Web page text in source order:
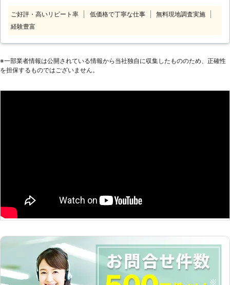
ら、株式会社ヒューマンライフサポー
す。作業内容は幅広く、掃除、買い物
ますので、お気軽にお問い合わせくだ
は、地域の幅広い年代の方をサポート
ビスを行っています。年齢を問わず、
ご相談だください。もちろん、ファミ
リー世帯の方からのご依頼も大歓迎で
す。
ご好評・高いリピート率 低価格で丁寧な仕事
無料現地調査実施
経験豊富
※⼀部業者情報は公開されている情報から当社独⾃に収集したもののため、正確性
を担保するものではございません。